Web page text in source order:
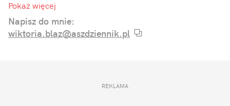
studia dziennikarskie ze specjalizacją w zakresie
komunikacji online.
Pokaż więcej
Napisz do mnie:
wiktoria.blaz@aszdziennik.pl
REKLAMA